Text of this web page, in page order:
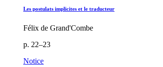
Les postulats implicites et le traducteur
Félix de Grand'Combe
p. 22–23
Notice